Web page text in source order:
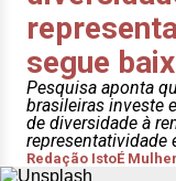
segue
Pesquisa aponta
brasileiras investe
de diversidade à
representatividade
Redação IstoÉ Mulher